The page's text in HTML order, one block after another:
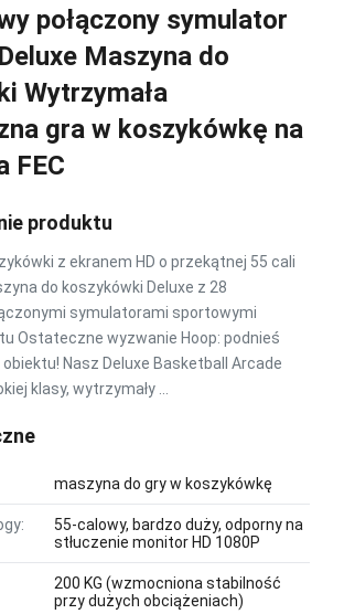
połączony symulator
Maszyna do
Wytrzymała
gra w koszykówkę na
FEC
produktu
z ekranem HD o przekątnej 55 cali
do koszykówki Deluxe z 28
symulatorami sportowymi
Ostateczne wyzwanie Hoop: podnieś
Nasz Deluxe Basketball Arcade
klasy, wytrzymały ...
maszyna do gry w koszykówkę
55-calowy, bardzo duży, odporny na
stłuczenie monitor HD 1080P
200 KG (wzmocniona stabilność
przy dużych obciążeniach)